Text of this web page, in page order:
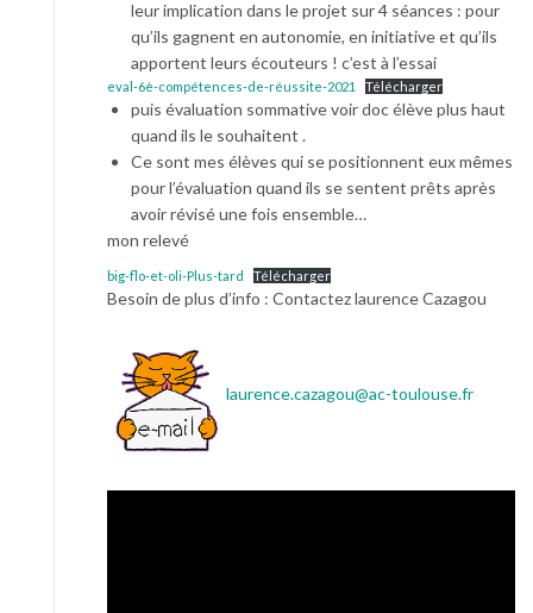
leur implication dans le projet sur 4 séances : pour
qu’ils gagnent en autonomie, en initiative et qu’ils
apportent leurs écouteurs ! c’est à l’essai
eval-6è-compétences-de-réussite-2021 Télécharger
puis évaluation sommative voir doc élève plus haut
quand ils le souhaitent .
Ce sont mes élèves qui se positionnent eux mêmes
pour l’évaluation quand ils se sentent prêts après
avoir révisé une fois ensemble…
mon relevé
big-flo-et-oli-Plus-tard Télécharger
Besoin de plus d’info : Contactez laurence Cazagou
laurence.cazagou@ac-toulouse.fr